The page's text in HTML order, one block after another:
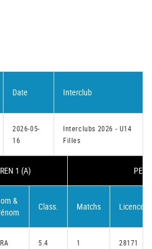
Date Interclub
2026-05-
16
Interclubs 2026 - U14
Filles
1 (A)
&
Class. Matchs Licence
5.4 1 28171